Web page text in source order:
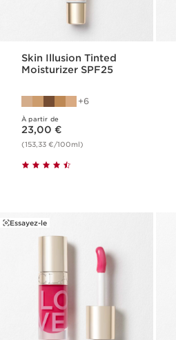
Skin Illusion Tinted
Moisturizer SPF25
6
À partir de
Nouveau prix 23,00 €
23,00 €
(153,33 €/100ml)
Essayez-le